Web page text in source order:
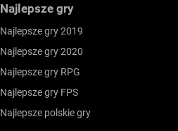
Najlepsze gry
Najlepsze gry 2019
Najlepsze gry 2020
Najlepsze gry RPG
Najlepsze gry FPS
Najlepsze polskie gry